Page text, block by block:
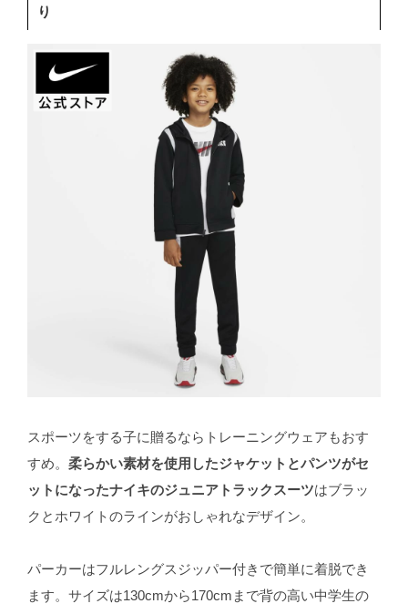
り
スポーツをする子に贈るならトレーニングウェアもおす
すめ。 柔らかい素材を使用したジャケットとパンツがセ
ットになったナイキのジュニアトラックスーツはブラッ
クとホワイトのラインがおしゃれなデザイン。
パーカーはフルレングスジッパー付きで簡単に着脱でき
ます。サイズは130cmから170cmまで背の高い中学生の